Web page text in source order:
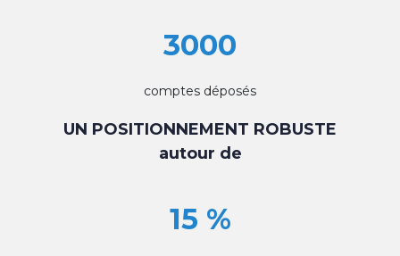
3000
comptes déposés
UN POSITIONNEMENT ROBUSTE
autour de
15 %